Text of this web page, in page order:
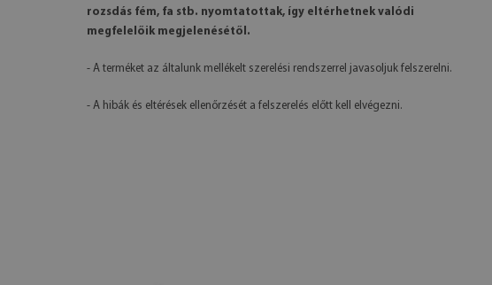
rozsdás fém, fa stb. nyomtatottak, így eltérhetnek valódi
megfelelőik megjelenésétől.
- A terméket az általunk mellékelt szerelési rendszerrel javasoljuk felszerelni.
- A hibák és eltérések ellenőrzését a felszerelés előtt kell elvégezni.